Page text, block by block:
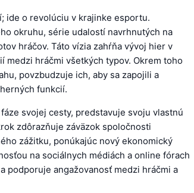
ide o revolúciu v krajinke esportu.
okruhu, série udalostí navrhnutých na
hráčov. Táto vízia zahŕňa vývoj hier v
medzi hráčmi všetkých typov. Okrem toho
povzbudzuje ich, aby sa zapojili a
funkcií.
svojej cesty, predstavuje svoju vlastnú
zdôrazňuje záväzok spoločnosti
zážitku, ponúkajúc nový ekonomický
na sociálnych médiách a online fórach
podporuje angažovanosť medzi hráčmi a